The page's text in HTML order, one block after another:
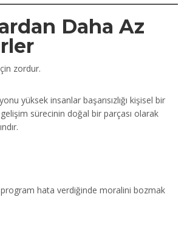
Daha Az
zordur.
yüksek insanlar başarısızlığı kişisel bir
sürecinin doğal bir parçası olarak
program hata verdiğinde moralini bozmak